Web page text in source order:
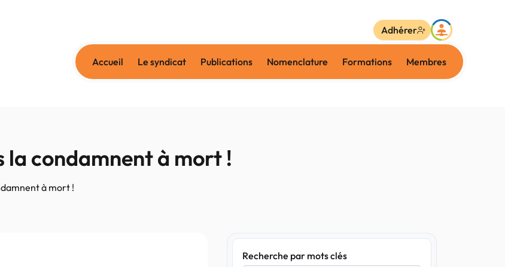
Accueil Le syndicat Publications Nomenclature Formations Membres
Adhérer
la condamnent à mort !
à mort !
Recherche par mots clés